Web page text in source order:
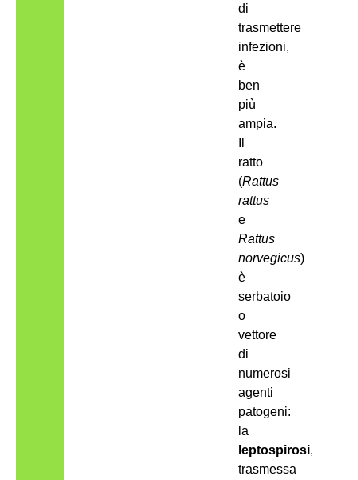
di
trasmettere
infezioni,
è
ben
più
ampia.
ratto
(Rattus
rattus
e
Rattus
norvegicus)
è
serbatoio
o
vettore
di
numerosi
agenti
patogeni:
la
leptospirosi,
trasmessa